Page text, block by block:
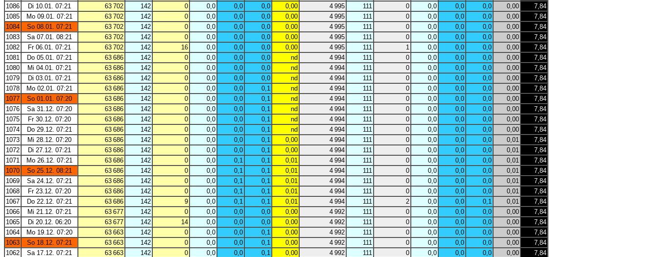
1086
Di 10.01. 07:21 63 702 142 0 0,0 0,0 0,0 0,00 4 995 111 0 0,0 0,0 0,0 0,00
7,84
1085
Mo 09.01. 07:21 63 702 142 0 0,0 0,0 0,0 0,00 4 995 111 0 0,0 0,0 0,0 0,00
7,84
1084
So 08.01. 07:21 63 702 142 0 0,0 0,0 0,0 0,00 4 995 111 0 0,0 0,0 0,0 0,00
7,84
1083
Sa 07.01. 08:21 63 702 142 0 0,0 0,0 0,0 0,00 4 995 111 0 0,0 0,0 0,0 0,00
7,84
1082
Fr 06.01. 07:21 63 702 142 16 0,0 0,0 0,0 0,00 4 995 111 1 0,0 0,0 0,0 0,00
7,84
1081
Do 05.01. 07:21 63 686 142 0 0,0 0,0 0,0 nd 4 994 111 0 0,0 0,0 0,0 0,00
7,84
1080
Mi 04.01. 07:21 63 686 142 0 0,0 0,0 0,0 nd 4 994 111 0 0,0 0,0 0,0 0,00
7,84
1079
Di 03.01. 07:21 63 686 142 0 0,0 0,0 0,0 nd 4 994 111 0 0,0 0,0 0,0 0,00
7,84
1078
Mo 02.01. 07:21 63 686 142 0 0,0 0,0 0,1 nd 4 994 111 0 0,0 0,0 0,0 0,00
7,84
1077
So 01.01. 07:20 63 686 142 0 0,0 0,0 0,1 nd 4 994 111 0 0,0 0,0 0,0 0,00
7,84
1076
Sa 31.12. 07:20 63 686 142 0 0,0 0,0 0,1 nd 4 994 111 0 0,0 0,0 0,0 0,00
7,84
1075
Fr 30.12. 07:20 63 686 142 0 0,0 0,0 0,1 nd 4 994 111 0 0,0 0,0 0,0 0,00
7,84
1074
Do 29.12. 07:21 63 686 142 0 0,0 0,0 0,1 nd 4 994 111 0 0,0 0,0 0,0 0,00
7,84
1073
Mi 28.12. 07:20 63 686 142 0 0,0 0,0 0,1 0,00 4 994 111 0 0,0 0,0 0,0 0,01
7,84
1072
Di 27.12. 07:21 63 686 142 0 0,0 0,0 0,1 0,00 4 994 111 0 0,0 0,0 0,0 0,01
7,84
1071
Mo 26.12. 07:21 63 686 142 0 0,0 0,1 0,1 0,01 4 994 111 0 0,0 0,0 0,0 0,01
7,84
1070
So 25.12. 08:21 63 686 142 0 0,0 0,1 0,1 0,01 4 994 111 0 0,0 0,0 0,0 0,01
7,84
1069
Sa 24.12. 07:21 63 686 142 0 0,0 0,1 0,1 0,01 4 994 111 0 0,0 0,0 0,0 0,01
7,84
1068
Fr 23.12. 07:20 63 686 142 0 0,0 0,1 0,1 0,01 4 994 111 0 0,0 0,0 0,0 0,01
7,84
1067
Do 22.12. 07:21 63 686 142 9 0,0 0,1 0,1 0,01 4 994 111 2 0,0 0,0 0,1 0,01
7,84
1066
Mi 21.12. 07:21 63 677 142 0 0,0 0,0 0,0 0,00 4 992 111 0 0,0 0,0 0,0 0,00
7,84
1065
Di 20.12. 06:20 63 677 142 14 0,0 0,0 0,0 0,00 4 992 111 0 0,0 0,0 0,0 0,00
7,84
1064
Mo 19.12. 07:20 63 663 142 0 0,0 0,0 0,1 0,00 4 992 111 0 0,0 0,0 0,0 0,00
7,84
1063
So 18.12. 07:21 63 663 142 0 0,0 0,0 0,1 0,00 4 992 111 0 0,0 0,0 0,0 0,00
7,84
1062
Sa 17.12. 07:21 63 663 142 0 0,0 0,0 0,1 0,00 4 992 111 0 0,0 0,0 0,0 0,00
7,84